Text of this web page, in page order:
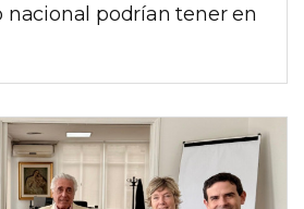
nacional podrían tener en